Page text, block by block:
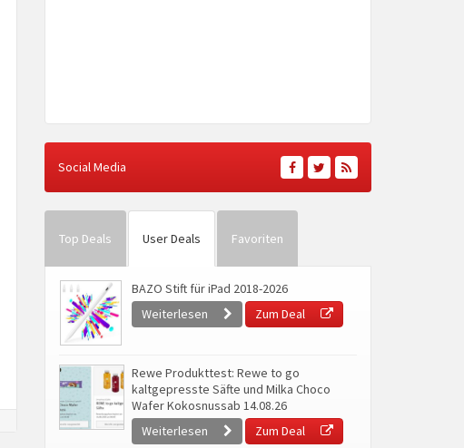
Social Media
Top Deals User Deals Favoriten
BAZO Stift für iPad 2018-2026
Weiterlesen
Zum Deal
Rewe Produkttest: Rewe to go
kaltgepresste Säfte und Milka Choco
Wafer Kokosnussab 14.08.26
Weiterlesen
Zum Deal